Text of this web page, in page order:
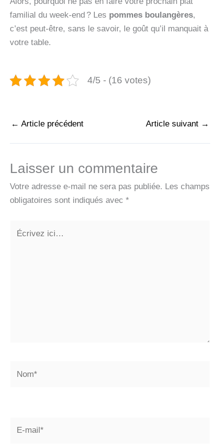
familial du week-end ? Les pommes boulangères,
c’est peut-être, sans le savoir, le goût qu’il manquait à
votre table.
4/5 - (16 votes)
← Article précédent Article suivant →
Laisser un commentaire
Votre adresse e-mail ne sera pas publiée. Les champs
obligatoires sont indiqués avec *